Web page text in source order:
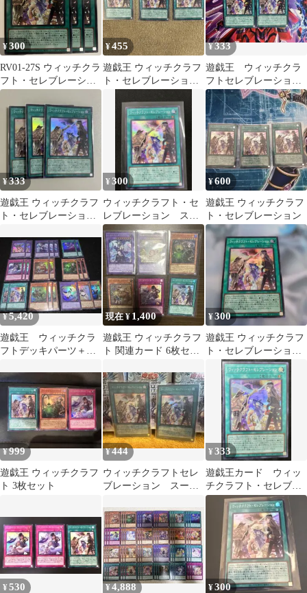
¥300
RV01-27S ウィッチクラ
フト・セレブレーショ
ン スーパー 3枚
¥455
遊戯王 ウィッチクラフ
ト・セレブレーション
¥333
遊戯王 ウィッチクラ
フトセレブレーショ
ン スーパー 2枚
¥333
遊戯王 ウィッチクラフ
ト・セレブレーション
ア）
¥300
ウィッチクラフト・セ
レブレーション スー
パーレア スーパー 即
購入OK
¥600
遊戯王 ウィッチクラフ
ト・セレブレーション
¥5,420
遊戯王 ウィッチクラ
フトデッキパーツ＋コ
ーン 23枚セット
現在 ¥1,400
遊戯王 ウィッチクラフ
ト 関連カード 6枚セッ
¥300
遊戯王 ウィッチクラフ
ト・セレブレーショ
ン スーパーレア
¥999
遊戯王 ウィッチクラフ
ト 3枚セット
¥444
ウィッチクラフトセレ
ブレーション スーパ
¥333
遊戯王カード ウィッ
チクラフト・セレブレ
ーション 1枚200円
在庫1枚
¥530 ¥4,888 ¥300